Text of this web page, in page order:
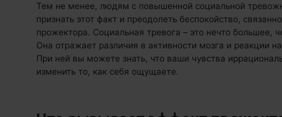
Тем не менее, людям с повышенной социальной
признать этот факт и преодолеть беспокойство,
прожектора. Социальная тревога – это нечто большее,
Она отражает различия в активности мозга и реакции
При ней вы можете знать, что ваши чувства
изменить то, как себя ощущаете.